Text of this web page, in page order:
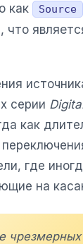
как
Source
что
серии
как
где
на